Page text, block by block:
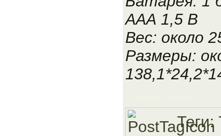
ААА 1,5 В
Вес: около
Размеры:
Теги: